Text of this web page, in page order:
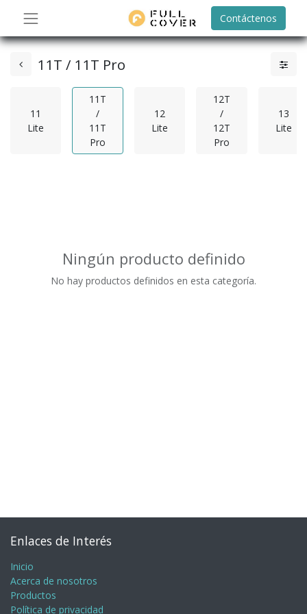
Contáctenos
11T / 11T Pro
11
Lite
11T
/
11T
Pro
12
Lite
12T
/
12T
Pro
13
Lite
Ningún producto definido
No hay productos definidos en esta categoría.
Enlaces de Interés
Inicio
Acerca de nosotros
Productos
Política de privacidad